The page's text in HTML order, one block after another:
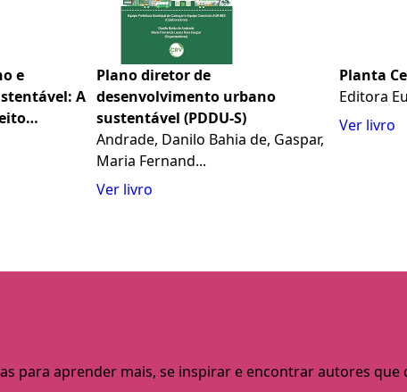
e
A
Plano diretor de
desenvolvimento urbano
sustentável (PDDU-S)
Andrade, Danilo Bahia de, Gaspar,
Maria Fernand...
Ver livro
Planta
Editora
Ver livro
para aprender mais, se inspirar e encontrar autores que